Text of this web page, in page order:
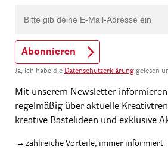
Abonnieren
Ja, ich habe die Datenschutzerklärung gelesen
Mit unserem Newsletter
regelmäßig über aktuelle
kreative Bastelideen und exklusive
zahlreiche Vorteile, immer informiert